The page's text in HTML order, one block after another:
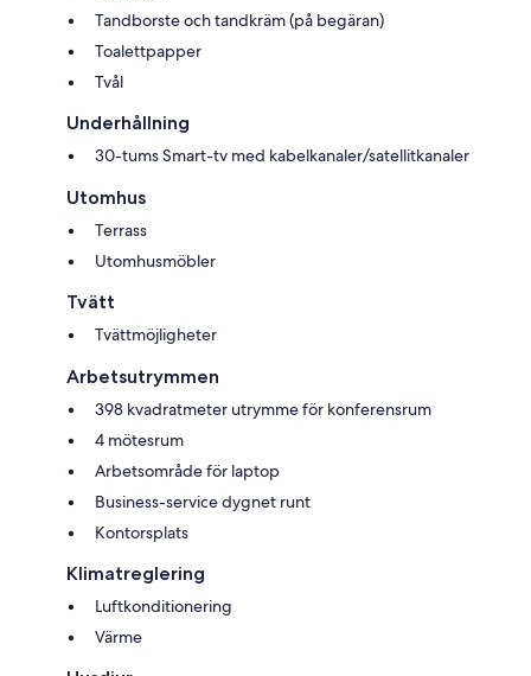
Tandborste och tandkräm (på begäran)
Toalettpapper
Tvål
Underhållning
30-tums Smart-tv med kabelkanaler/satellitkanaler
Utomhus
Terrass
Utomhusmöbler
Tvätt
Tvättmöjligheter
Arbetsutrymmen
398 kvadratmeter utrymme för konferensrum
4 mötesrum
Arbetsområde för laptop
Business-service dygnet runt
Kontorsplats
Klimatreglering
Luftkonditionering
Värme